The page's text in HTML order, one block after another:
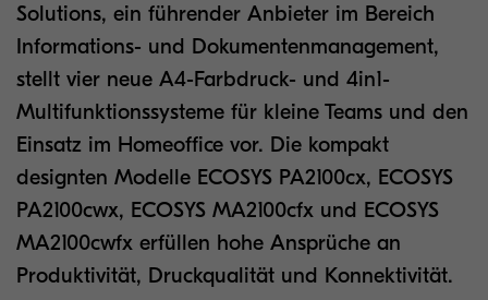
Solutions, ein führender Anbieter im Bereich
Informations- und Dokumentenmanagement,
stellt vier neue A4-Farbdruck- und 4in1-
Multifunktionssysteme für kleine Teams und den
Einsatz im Homeoffice vor. Die kompakt
designten Modelle ECOSYS PA2100cx, ECOSYS
PA2100cwx, ECOSYS MA2100cfx und ECOSYS
MA2100cwfx erfüllen hohe Ansprüche an
Produktivität, Druckqualität und Konnektivität.